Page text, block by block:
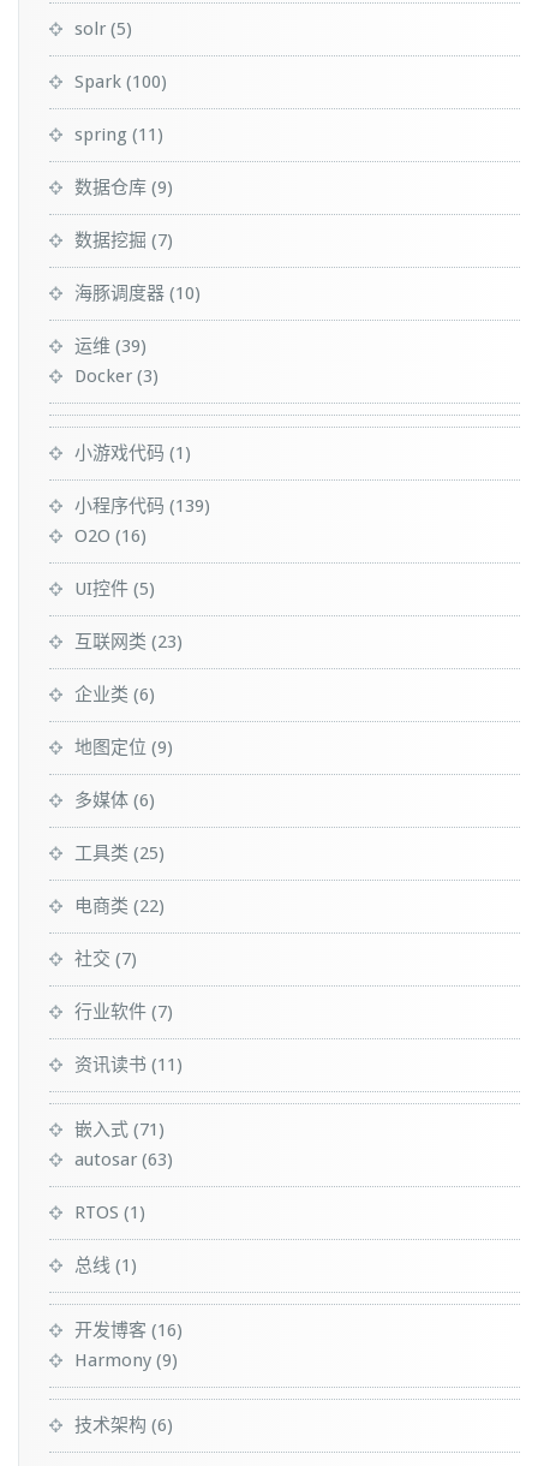
solr (5)
Spark (100)
spring (11)
数据仓库 (9)
数据挖掘 (7)
海豚调度器 (10)
运维 (39)
Docker (3)
小游戏代码 (1)
小程序代码 (139)
O2O (16)
UI控件 (5)
互联网类 (23)
企业类 (6)
地图定位 (9)
多媒体 (6)
工具类 (25)
电商类 (22)
社交 (7)
行业软件 (7)
资讯读书 (11)
嵌入式 (71)
autosar (63)
RTOS (1)
总线 (1)
开发博客 (16)
Harmony (9)
技术架构 (6)